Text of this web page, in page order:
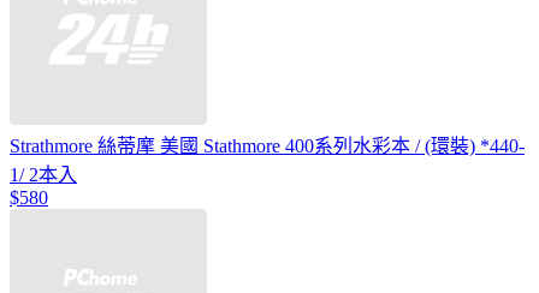
Strathmore 絲蒂摩 美國 Stathmore 400系列水彩本 / (環裝) *440-
1/ 2本入
$580